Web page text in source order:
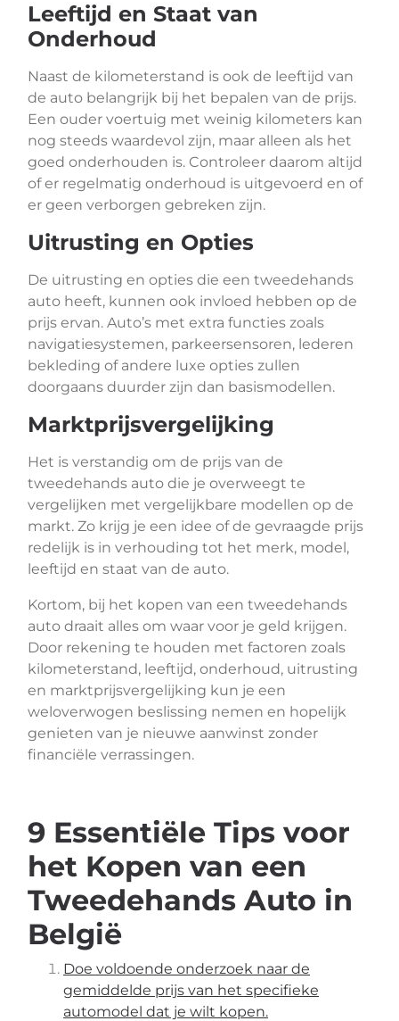
Leeftijd en Staat van
Onderhoud
Naast de kilometerstand is ook de leeftijd van
de auto belangrijk bij het bepalen van de prijs.
Een ouder voertuig met weinig kilometers kan
nog steeds waardevol zijn, maar alleen als het
goed onderhouden is. Controleer daarom altijd
of er regelmatig onderhoud is uitgevoerd en of
er geen verborgen gebreken zijn.
Uitrusting en Opties
De uitrusting en opties die een tweedehands
auto heeft, kunnen ook invloed hebben op de
prijs ervan. Auto’s met extra functies zoals
navigatiesystemen, parkeersensoren, lederen
bekleding of andere luxe opties zullen
doorgaans duurder zijn dan basismodellen.
Marktprijsvergelijking
Het is verstandig om de prijs van de
tweedehands auto die je overweegt te
vergelijken met vergelijkbare modellen op de
markt. Zo krijg je een idee of de gevraagde prijs
redelijk is in verhouding tot het merk, model,
leeftijd en staat van de auto.
Kortom, bij het kopen van een tweedehands
auto draait alles om waar voor je geld krijgen.
Door rekening te houden met factoren zoals
kilometerstand, leeftijd, onderhoud, uitrusting
en marktprijsvergelijking kun je een
weloverwogen beslissing nemen en hopelijk
genieten van je nieuwe aanwinst zonder
financiële verrassingen.
9 Essentiële Tips voor
het Kopen van een
Tweedehands Auto in
België
Doe voldoende onderzoek naar de
gemiddelde prijs van het specifieke
automodel dat je wilt kopen.